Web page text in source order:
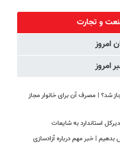
و تجارت
امروز
امروز
شد؟ | مصرف آن برای خانوار مجاز
استاندارد به شایعات
| خبر مهم درباره آزادسازی